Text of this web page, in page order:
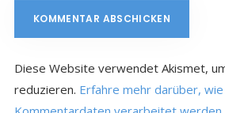
Diese Website verwendet Akismet,
reduzieren. Erfahre mehr darüber,